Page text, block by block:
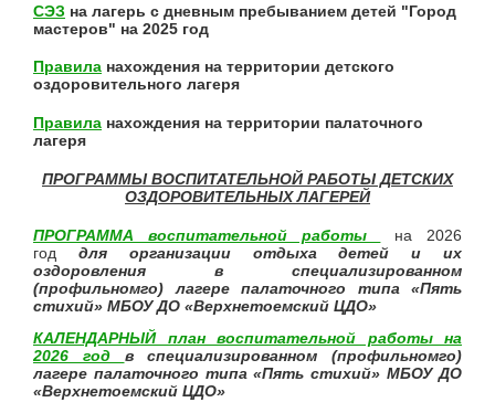
СЭЗ на лагерь с дневным пребыванием детей "Город
мастеров" на 2025 год
Правила нахождения на территории детского
оздоровительного лагеря
Правила нахождения на территории палаточного
лагеря
ПРОГРАММЫ ВОСПИТАТЕЛЬНОЙ РАБОТЫ ДЕТСКИХ
ОЗДОРОВИТЕЛЬНЫХ ЛАГЕРЕЙ
ПРОГРАММА воспитательной работы
на 2026
год для организации отдыха детей и их
оздоровления в специализированном
(профильномго) лагерепалаточного типа «Пять
стихий» МБОУ ДО «Верхнетоемский ЦДО»
КАЛЕНДАРНЫЙ план воспитательной работы на
2026 год в специализированном (профильномго)
лагере палаточного типа «Пять стихий» МБОУ ДО
«Верхнетоемский ЦДО»